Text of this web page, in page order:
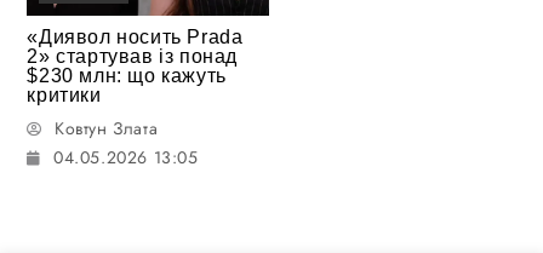
«Диявол носить Prada
2» стартував із понад
$230 млн: що кажуть
критики
Ковтун Злата
04.05.2026 13:05